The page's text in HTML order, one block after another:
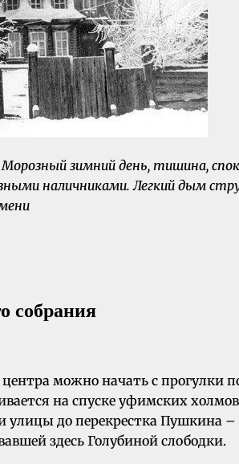
Морозный зимний день, тишина,
наличниками. Легкий дым
собрания
можно начать с
на спуске уфимских
до перекрестка Пушкина
здесь Голубиной слободки.